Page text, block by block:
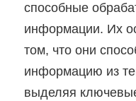
способные
информации. Их
том, что они
информацию из
выделяя